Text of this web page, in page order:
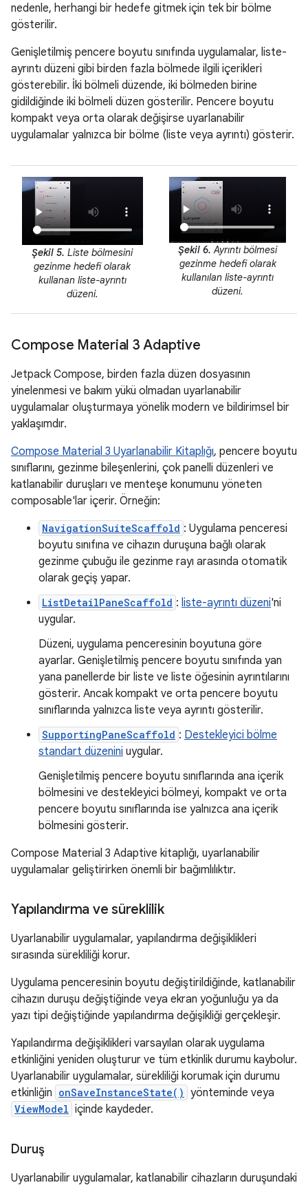
nedenle, herhangi bir hedefe gitmek için tek bir bölme
gösterilir.
Genişletilmiş pencere boyutu sınıfında uygulamalar, liste-
ayrıntı düzeni gibi birden fazla bölmede ilgili içerikleri
gösterebilir. İki bölmeli düzende, iki bölmeden birine
gidildiğinde iki bölmeli düzen gösterilir. Pencere boyutu
kompakt veya orta olarak değişirse uyarlanabilir
uygulamalar yalnızca bir bölme (liste veya ayrıntı) gösterir.
Şekil 5. Liste bölmesini
gezinme hedefi olarak
kullanan liste-ayrıntı
düzeni.
Şekil 6. Ayrıntı bölmesi
gezinme hedefi olarak
kullanılan liste-ayrıntı
düzeni.
Compose Material 3 Adaptive
Jetpack Compose, birden fazla düzen dosyasının
yinelenmesi ve bakım yükü olmadan uyarlanabilir
uygulamalar oluşturmaya yönelik modern ve bildirimsel bir
yaklaşımdır.
Compose Material 3 Uyarlanabilir Kitaplığı, pencere boyutu
sınıflarını, gezinme bileşenlerini, çok panelli düzenleri ve
katlanabilir duruşları ve menteşe konumunu yöneten
composable'lar içerir. Örneğin:
NavigationSuiteScaffold : Uygulama penceresi
boyutu sınıfına ve cihazın duruşuna bağlı olarak
gezinme çubuğu ile gezinme rayı arasında otomatik
olarak geçiş yapar.
ListDetailPaneScaffold : liste-ayrıntı düzeni'ni
uygular.
Düzeni, uygulama penceresinin boyutuna göre
ayarlar. Genişletilmiş pencere boyutu sınıfında yan
yana panellerde bir liste ve liste öğesinin ayrıntılarını
gösterir. Ancak kompakt ve orta pencere boyutu
sınıflarında yalnızca liste veya ayrıntı gösterilir.
SupportingPaneScaffold : Destekleyici bölme
standart düzenini uygular.
Genişletilmiş pencere boyutu sınıflarında ana içerik
bölmesini ve destekleyici bölmeyi, kompakt ve orta
pencere boyutu sınıflarında ise yalnızca ana içerik
bölmesini gösterir.
Compose Material 3 Adaptive kitaplığı, uyarlanabilir
uygulamalar geliştirirken önemli bir bağımlılıktır.
Yapılandırma ve süreklilik
Uyarlanabilir uygulamalar, yapılandırma değişiklikleri
sırasında sürekliliği korur.
Uygulama penceresinin boyutu değiştirildiğinde, katlanabilir
cihazın duruşu değiştiğinde veya ekran yoğunluğu ya da
yazı tipi değiştiğinde yapılandırma değişikliği gerçekleşir.
Yapılandırma değişiklikleri varsayılan olarak uygulama
etkinliğini yeniden oluşturur ve tüm etkinlik durumu kaybolur.
Uyarlanabilir uygulamalar, sürekliliği korumak için durumu
etkinliğin onSaveInstanceState() yönteminde veya
ViewModel içinde kaydeder.
Duruş
Uyarlanabilir uygulamalar, katlanabilir cihazların duruşundaki